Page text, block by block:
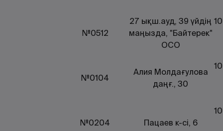
№0512
27 ықш.ауд, 39 үйдің
маңызда, "Байтерек"
ОСО
№0104
Алия Молдағулова
даңғ., 30
№0204 Пацаев к-сі, 6